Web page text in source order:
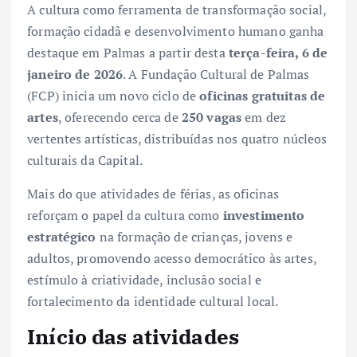
A cultura como ferramenta de transformação social,
formação cidadã e desenvolvimento humano ganha
destaque em Palmas a partir destaterça-feira, 6 de
janeiro de 2026. A Fundação Cultural de Palmas
(FCP) inicia um novo ciclo deoficinas gratuitas de
artes, oferecendo cerca de250 vagasem dez
vertentes artísticas, distribuídas nos quatro núcleos
culturais da Capital.
Mais do que atividades de férias, as oficinas
reforçam o papel da cultura como investimento
estratégico na formação de crianças, jovens e
adultos, promovendo acesso democrático às artes,
estímulo à criatividade, inclusão social e
fortalecimento da identidade cultural local.
Início das atividades